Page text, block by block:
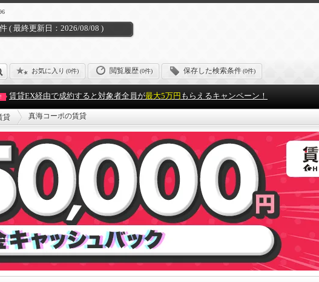
件 ( 最終更新日：2026/08/08 )
お気に入り (0件) 閲覧履歴(0件) 保存した検索条件(0件)
賃貸EX経由で成約すると対象者全員が最大5万円 もらえるキャンペーン！
貸 真海コーポの賃貸